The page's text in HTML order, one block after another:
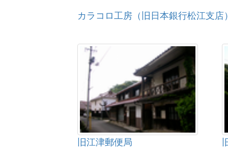
カラコロ工房（旧日本銀行松江支店
旧江津郵便局